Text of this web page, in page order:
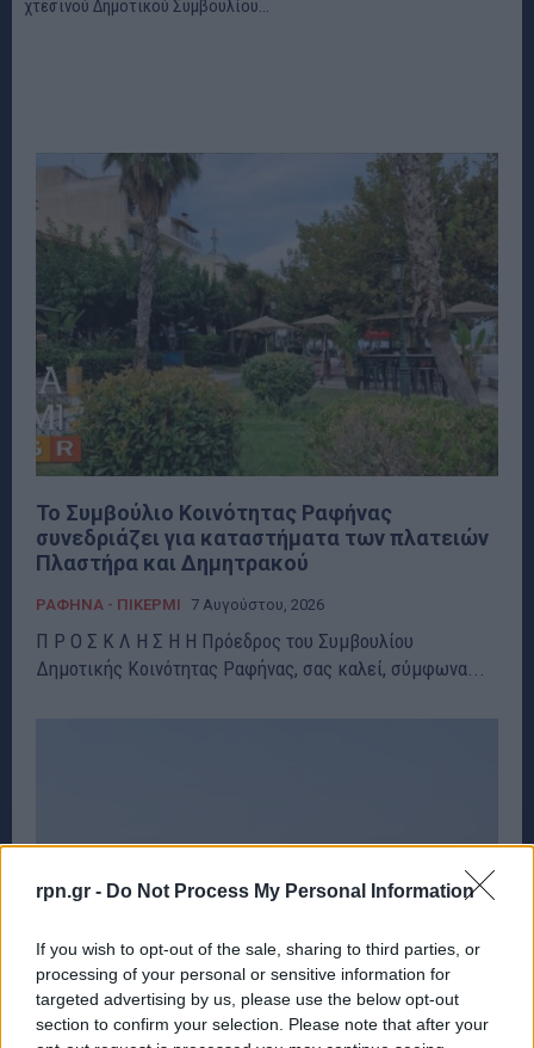
rpn.gr - Do Not Process My Personal Information
If you wish to opt-out of the sale, sharing to third parties, or
processing of your personal or sensitive information for
targeted advertising by us, please use the below opt-out
section to confirm your selection. Please note that after your
χτεσινού Δημοτικού Συμβουλίου...
Το Συμβούλιο Κοινότητας Ραφήνας
συνεδριάζει για καταστήματα των πλατειών
Πλαστήρα και Δημητρακού
ΡΑΦΗΝΑ - ΠΙΚΕΡΜΙ 7 Αυγούστου, 2026
Π Ρ Ο Σ Κ Λ Η Σ Η Η Πρόεδρος του Συμβουλίου
Δημοτικής Κοινότητας Ραφήνας, σας καλεί, σύμφωνα...